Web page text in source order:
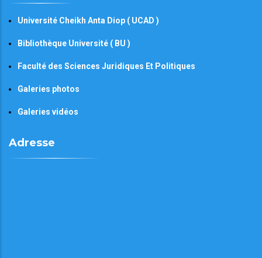
Université Cheikh Anta Diop ( UCAD )
Bibliothèque Université ( BU )
Faculté des Sciences Juridiques Et Politiques
Galeries photos
Galeries vidéos
Adresse